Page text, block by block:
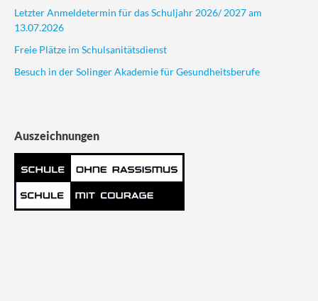
Letzter Anmeldetermin für das Schuljahr 2026/ 2027 am
13.07.2026
Freie Plätze im Schulsanitätsdienst
Besuch in der Solinger Akademie für Gesundheitsberufe
Auszeichnungen